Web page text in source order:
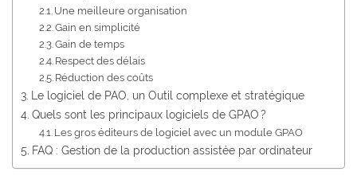
Une meilleure organisation
Gain en simplicité
Gain de temps
Respect des délais
Réduction des coûts
Le logiciel de PAO, un Outil complexe et stratégique
Quels sont les principaux logiciels de GPAO ?
Les gros éditeurs de logiciel avec un module GPAO
FAQ : Gestion de la production assistée par ordinateur